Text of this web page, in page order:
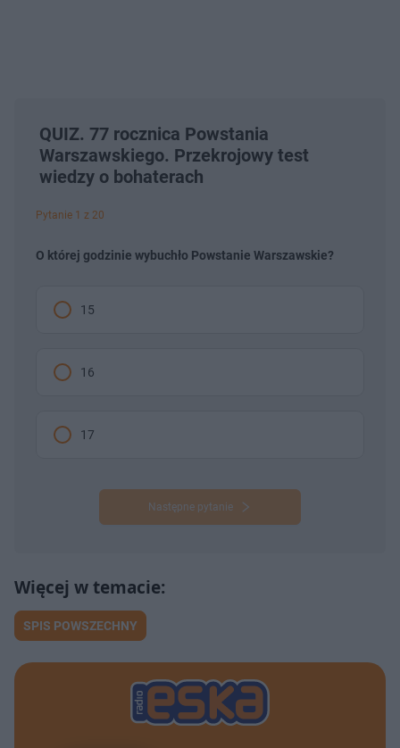
QUIZ. 77 rocznica Powstania
Warszawskiego. Przekrojowy test
wiedzy o bohaterach
Pytanie 1 z 20
O której godzinie wybuchło Powstanie Warszawskie?
15
16
17
Następne pytanie
SPIS POWSZECHNY